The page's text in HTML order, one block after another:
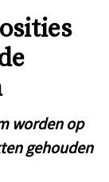
worden op
gehouden